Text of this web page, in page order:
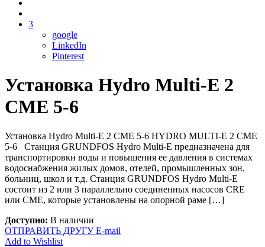
3
google
LinkedIn
Pinterest
Установка Hydro Multi-E 2
CME 5-6
Установка Hydro Multi-E 2 CME 5-6 HYDRO MULTI-E 2 CME
5-6 Станция GRUNDFOS Hydro Multi-E предназначена для
транспортировки воды и повышения ее давления в системах
водоснабжения жилых домов, отелей, промышленных зон,
больниц, школ и т.д. Станция GRUNDFOS Hydro Multi-E
состоит из 2 или 3 параллельно соединенных насосов CRE
или CME, которые установлены на опорной раме […]
Доступно: В наличии
ОТПРАВИТЬ ДРУГУ E-mail
Add to Wishlist